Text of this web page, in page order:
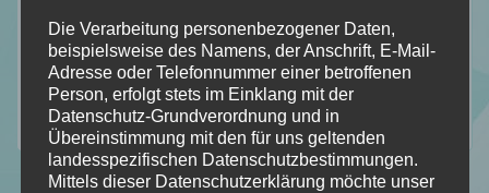
Die Verarbeitung personenbezogener Daten,
beispielsweise des Namens, der Anschrift, E-Mail-
Adresse oder Telefonnummer einer betroffenen
Person, erfolgt stets im Einklang mit der
Datenschutz-Grundverordnung und in
Übereinstimmung mit den für uns geltenden
landesspezifischen Datenschutzbestimmungen.
Mittels dieser Datenschutzerklärung möchte unser